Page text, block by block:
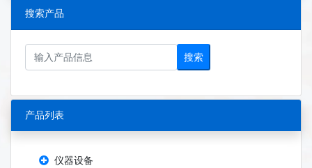
搜索产品
搜索
产品列表
仪器设备